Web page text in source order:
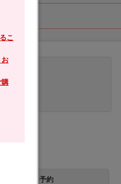
料金・予約
こ
お
購